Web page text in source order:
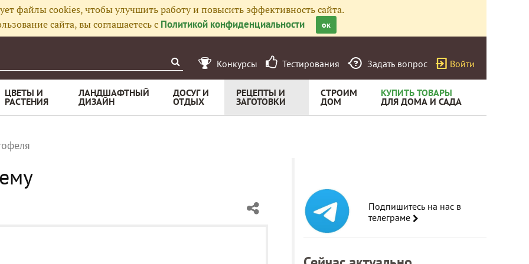
файлы cookies, чтобы улучшить работу и повысить эффективность сайта.
сайта, вы соглашаетесь с Политикой конфиденциальности ок
Конкурсы Тестирования Задать вопрос Войти
ЦВЕТЫ И
РАСТЕНИЯ
ЛАНДШАФТНЫЙ
ДИЗАЙН
ДОСУГ И
ОТДЫХ
РЕЦЕПТЫ И
ЗАГОТОВКИ
СТРОИМ
ДОМ
КУПИТЬ ТОВАРЫ
ДЛЯ ДОМА И САДА
Подпишитесь на нас в
телеграме